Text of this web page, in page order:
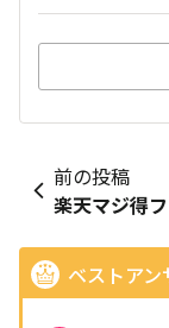
前の投稿
ベストアン